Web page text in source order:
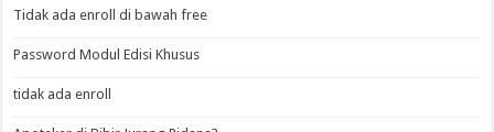
Tidak ada enroll di bawah free
Password Modul Edisi Khusus
tidak ada enroll